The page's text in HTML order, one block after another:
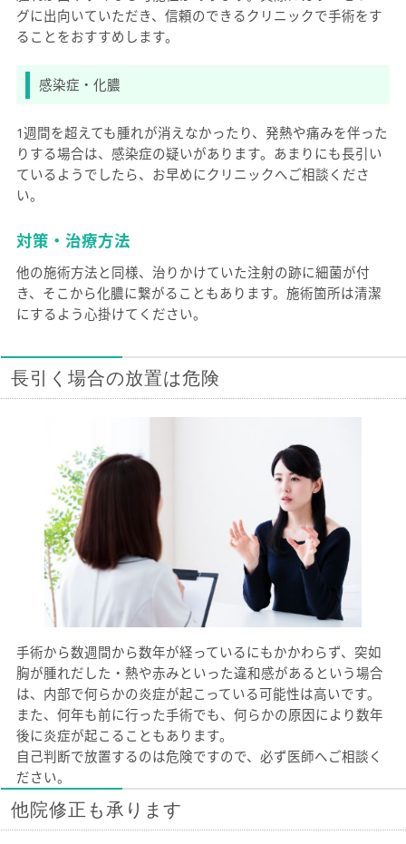
グに出向いていただき、信頼のできるクリニックで手術をす
ることをおすすめします。
感染症・化膿
1週間を超えても腫れが消えなかったり、発熱や痛みを伴った
りする場合は、感染症の疑いがあります。あまりにも長引い
ているようでしたら、お早めにクリニックへご相談くださ
い。
対策・治療方法
他の施術方法と同様、治りかけていた注射の跡に細菌が付
き、そこから化膿に繋がることもあります。施術箇所は清潔
にするよう心掛けてください。
長引く場合の放置は危険
手術から数週間から数年が経っているにもかかわらず、突如
胸が腫れだした・熱や赤みといった違和感があるという場合
は、内部で何らかの炎症が起こっている可能性は高いです。
また、何年も前に行った手術でも、何らかの原因により数年
後に炎症が起こることもあります。
自己判断で放置するのは危険ですので、必ず医師へご相談く
ださい。
他院修正も承ります